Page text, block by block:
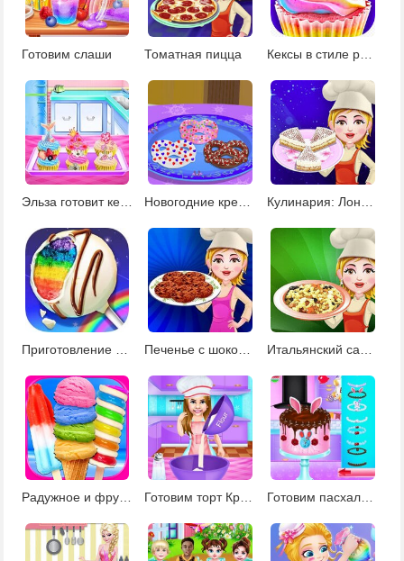
Готовим слаши Томатная пицца Кексы в стиле русалки и единорога
Эльза готовит кексы Новогодние крендельки Кулинария: Лондонский пирог
Приготовление радужных десертов Печенье с шоколадной крошкой Итальянский салат из пасты
Радужное и фруктовое мороженое Готовим торт Красный бархат Готовим пасхальный торт